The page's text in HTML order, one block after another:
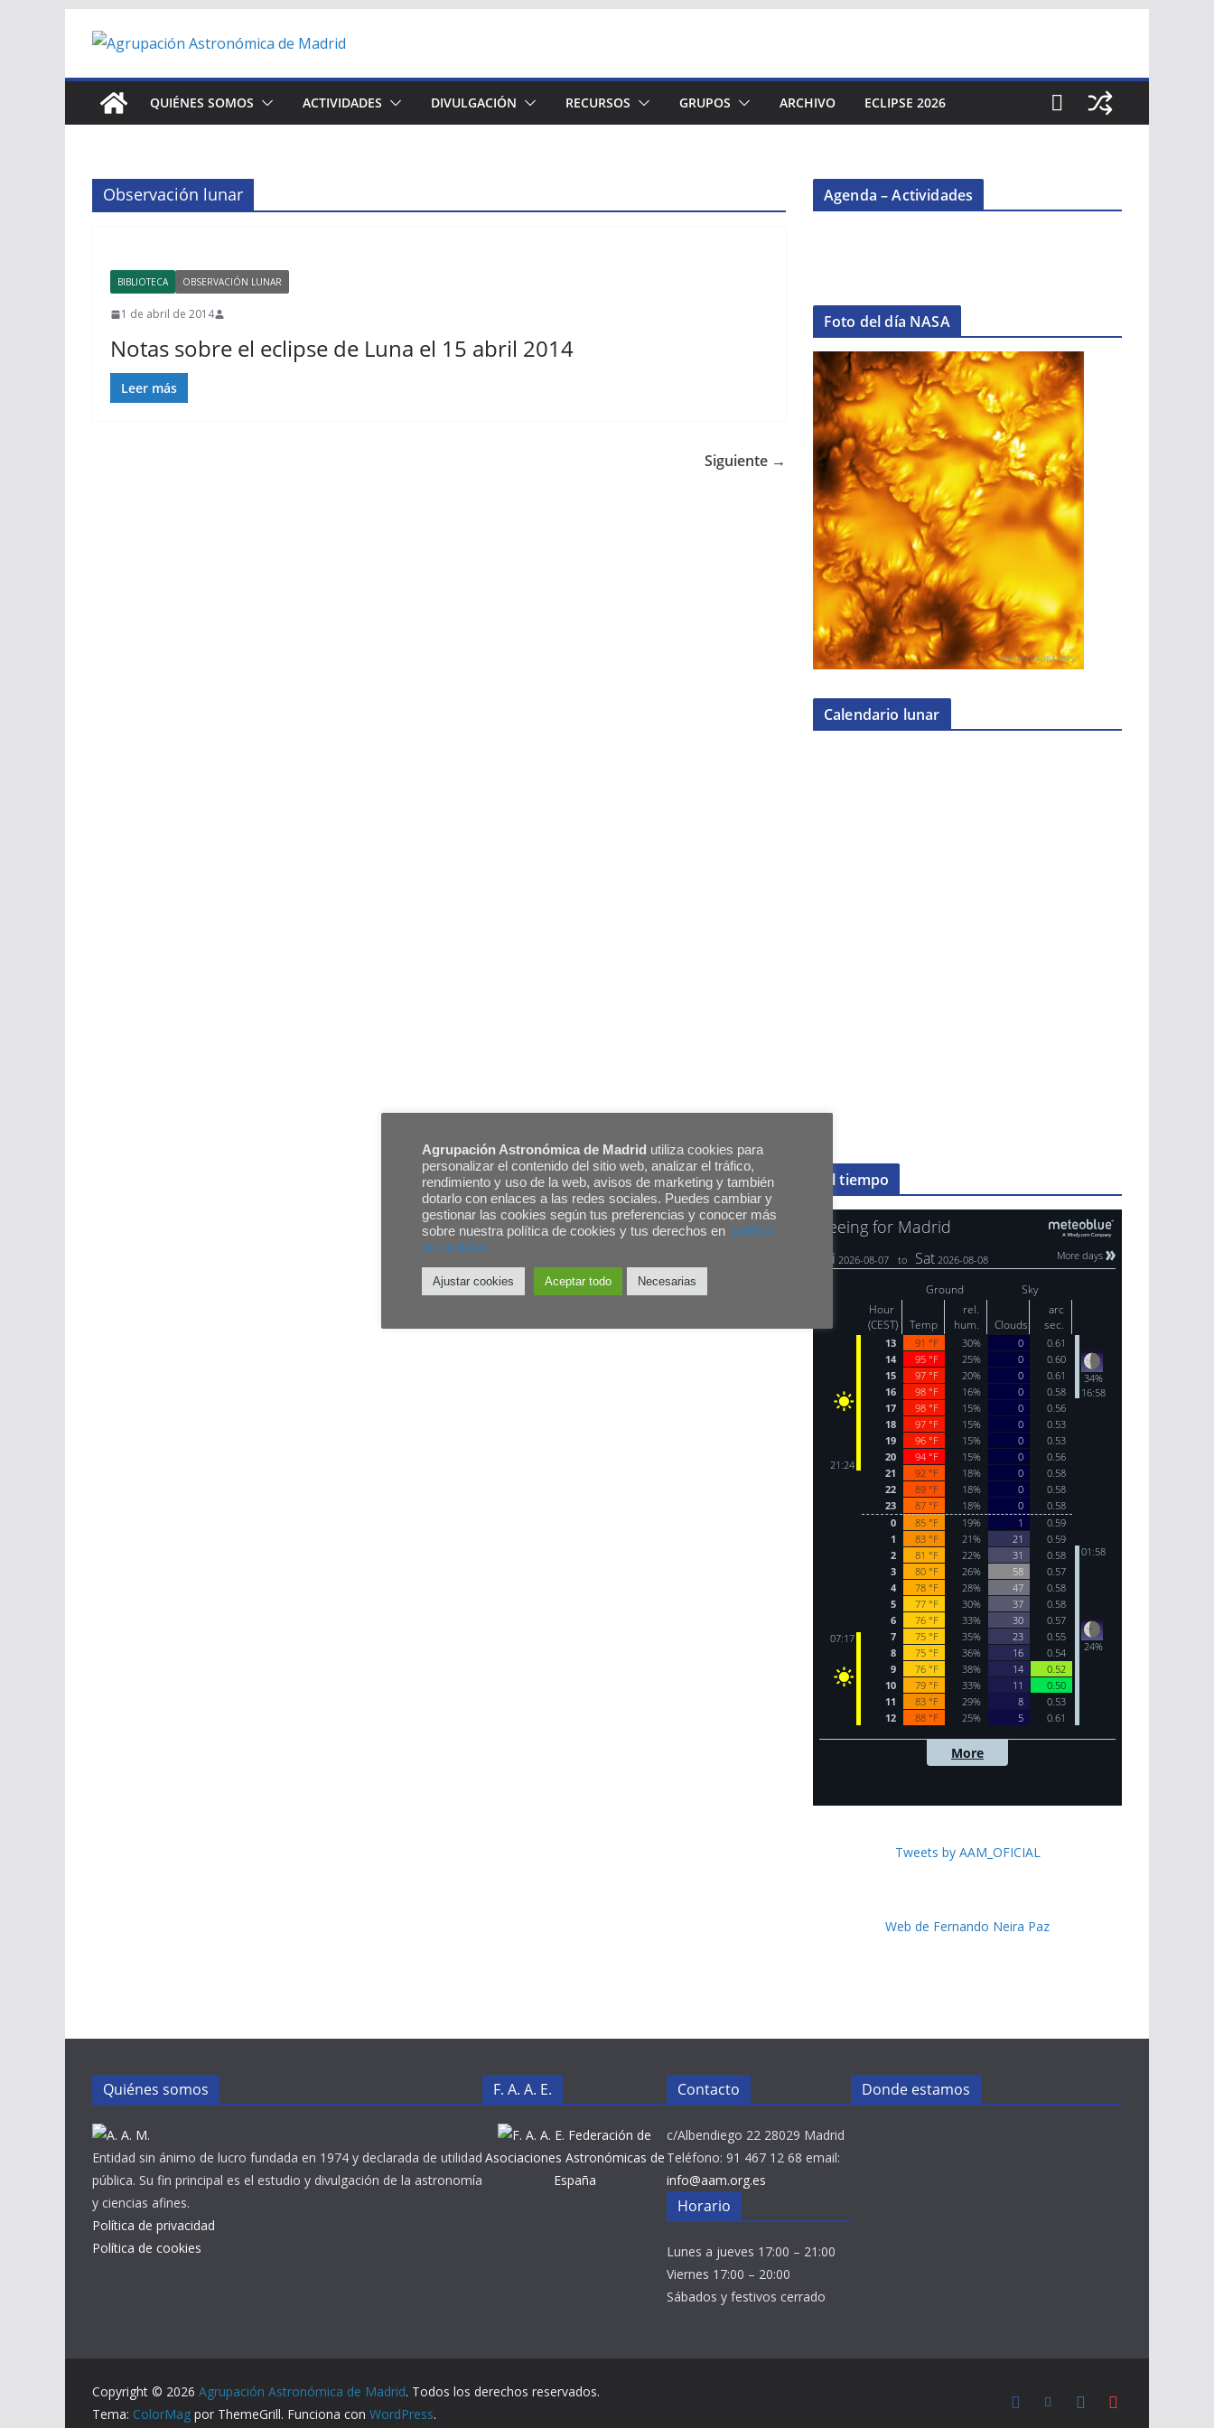
QUIÉNES SOMOS ACTIVIDADES DIVULGACIÓN RECURSOS GRUPOS ARCHIVO ECLIPSE 2026
Observación lunar
BIBLIOTECA OBSERVACIÓN LUNAR
1 de abril de 2014
Notas sobre el eclipse de Luna el 15 abril 2014
Leer más
Siguiente →
Agenda – Actividades
Foto del día NASA
Calendario lunar
El tiempo
Tweets by AAM_OFICIAL
Web de Fernando Neira Paz
Quiénes somos
Entidad sin ánimo de lucro fundada en 1974 y declarada de utilidad
pública. Su fin principal es el estudio y divulgación de la astronomía
y ciencias afines.
Política de privacidad
Política de cookies
F. A. A. E.
Federación de
Asociaciones Astronómicas de
España
Contacto
c/Albendiego 22 28029 Madrid
Teléfono: 91 467 12 68 email:
info@aam.org.es
Horario
Lunes a jueves 17:00 – 21:00
Viernes 17:00 – 20:00
Sábados y festivos cerrado
Donde estamos
Copyright © 2026 Agrupación Astronómica de Madrid. Todos los derechos reservados.
Tema: ColorMag por ThemeGrill. Funciona con WordPress.
Agrupación Astronómica de Madrid utiliza cookies para
personalizar el contenido del sitio web, analizar el tráfico,
rendimiento y uso de la web, avisos de marketing y también
dotarlo con enlaces a las redes sociales. Puedes cambiar y
gestionar las cookies según tus preferencias y conocer más
sobre nuestra política de cookies y tus derechos en polítíca
de cookies.
Ajustar cookies Aceptar todo Necesarias